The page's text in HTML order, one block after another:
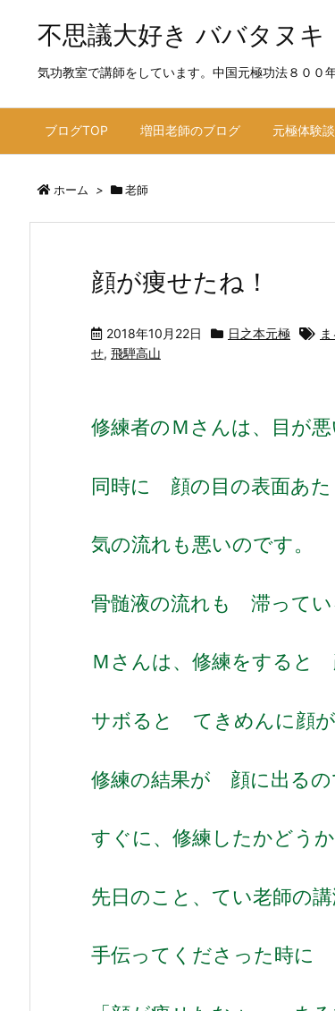
不思議大好き ババタヌキ
気功教室で講師をしています。中国元極功法８００
ブログTOP 増田老師のブログ 元極体験
ホーム > 老師
顔が痩せたね！
2018年10月22日 日之本元極
せ, 飛騨高山
修練者のＭさんは、目が
同時に 顔の目の表面あ
気の流れも悪いのです。
骨髄液の流れも 滞ってい
Ｍさんは、修練をする
サボると てきめんに顔
修練の結果が 顔に出る
すぐに、修練したかどう
先日のこと、てい老師の
手伝ってくださった時に